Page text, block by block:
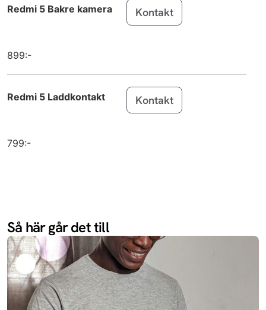
Apple
MacBook Air
15 inch M4 (2025)
Apple
iPad Air 11
(2025)
Apple
iPad Air 13
Ultra
Oneplus
Xiaomi Redmi 14C 5G
Redmi 5 Bakre kamera
899:-
Kontakt
Redmi 5 Laddkontakt
799:-
Kontakt
Så här går det till